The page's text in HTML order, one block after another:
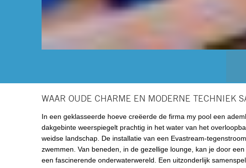
WAAR OUDE CHARME EN MODERNE TECHNIEK
In een geklasseerde hoeve creëerde de firma my pool een
dakgebinte weerspiegelt prachtig in het water van het
weidse landschap. De installatie van een Evastream-
zwemmen. Van beneden, in de gezellige lounge, kan je door
een fascinerende onderwaterwereld. Een uitzonderlijk